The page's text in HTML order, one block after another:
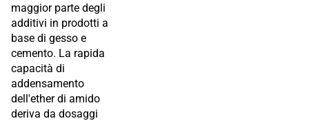
maggior parte degli
additivi in prodotti a
base di gesso e
cemento. La rapida
capacità di
addensamento
dell'ether di amido
deriva da dosaggi